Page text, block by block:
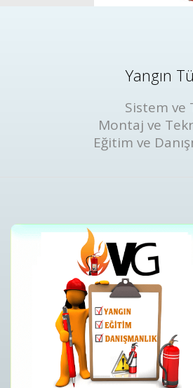
Yangın
Sistem ve
Montaj ve
Eğitim ve
12 kg Tozlu Yangın
12 kg Tozlu Yangın
Detaylar